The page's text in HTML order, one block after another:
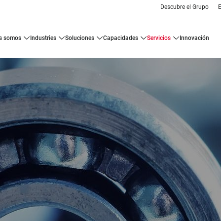
Descubre el Grupo
somos industries soluciones capacidades servicios innovación